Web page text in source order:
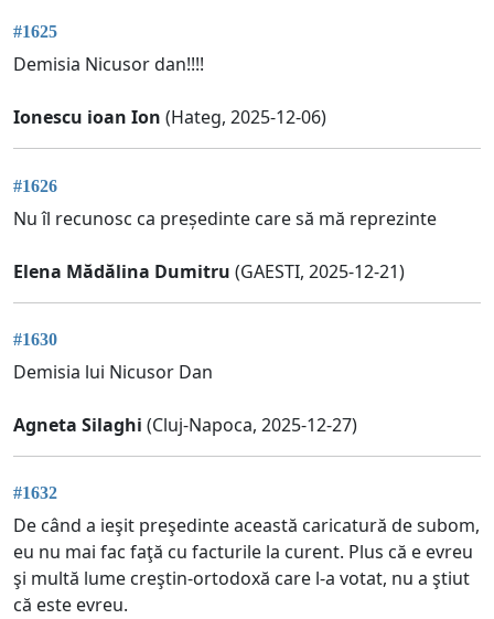
#1625
Demisia Nicusor dan!!!!
Ionescu ioan Ion (Hateg, 2025-12-06)
#1626
Nu îl recunosc ca președinte care să mă reprezinte
Elena Mădălina Dumitru (GAESTI, 2025-12-21)
#1630
Demisia lui Nicusor Dan
Agneta Silaghi (Cluj-Napoca, 2025-12-27)
#1632
De când a ieşit preşedinte această caricatură de subom,
eu nu mai fac faţă cu facturile la curent. Plus că e evreu
şi multă lume creştin-ortodoxă care l-a votat, nu a ştiut
că este evreu.